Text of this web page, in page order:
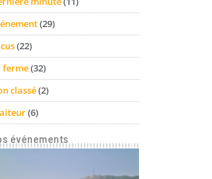
(29)
(22)
ferme(32)
classé(2)
(6)
événements